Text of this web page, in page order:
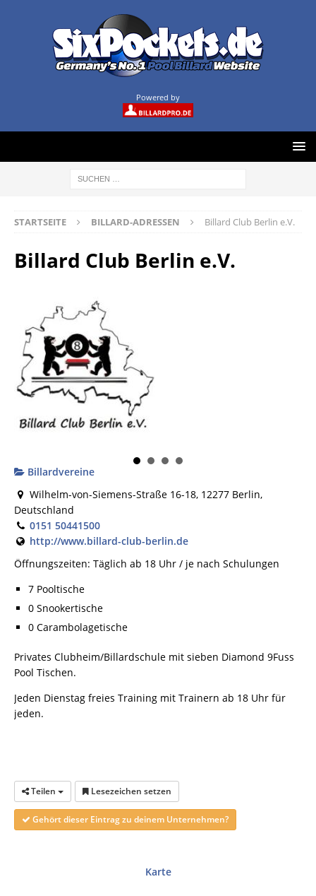
Powered by
STARTSEITE BILLARD-ADRESSEN Billard Club Berlin e.V.
Billard Club Berlin e.V.
Billardvereine
Wilhelm-von-Siemens-Straße 16-18, 12277 Berlin,
Deutschland
0151 50441500
http://www.billard-club-berlin.de
Öffnungszeiten: Täglich ab 18 Uhr / je nach Schulungen
7 Pooltische
0 Snookertische
0 Carambolagetische
Privates Clubheim/Billardschule mit sieben Diamond 9Fuss
Pool Tischen.
Jeden Dienstag freies Training mit Trainern ab 18 Uhr für
jeden.
Teilen Lesezeichen setzen
Gehört dieser Eintrag zu deinem Unternehmen?
Karte